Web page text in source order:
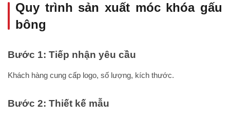
Quy trình sản xuất móc khóa gấu
bông
Bước 1: Tiếp nhận yêu cầu
Khách hàng cung cấp logo, số lượng, kích thước.
Bước 2: Thiết kế mẫu